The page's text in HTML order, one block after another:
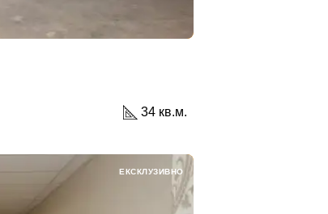
34 кв.м.
ЕКСКЛУЗИВНО